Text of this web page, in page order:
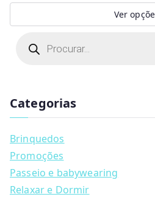
Ver
product
variants.
The
options
may
be
chosen
s
s
a
r
c
h
Categorias
Brinquedos
Promoções
Passeio e babywearing
Relaxar e Dormir